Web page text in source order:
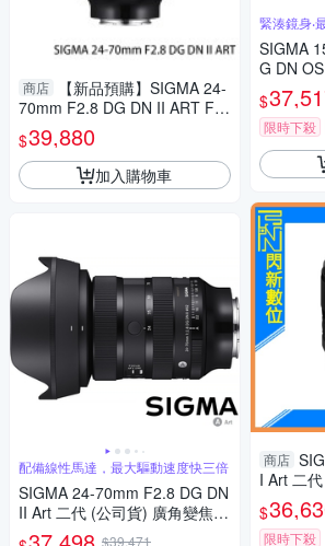
商店
【新品預購】SIGMA 24-
70mm F2.8 DG DN II ART For
SONY E接環 恆伸公司貨 無反
專用 德寶光學 大三元
$39,880
加入購物車
配備線性馬達，最大驅動速度快三倍
SIGMA 24-70mm F2.8 DG DN
II Art 二代 (公司貨) 廣角變焦鏡
頭 全片幅無反微單眼鏡頭 旅遊
$39,471
緊湊鏡身‧
SIGMA
G DN
幅微單
飛羽攝影
$
限時下殺
商店
I Art 二
鏡頭(公
$
限時下殺